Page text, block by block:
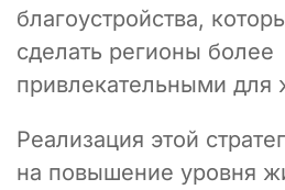
благоустройства,
сделать регионы более
привлекательными для
Реализация этой
на повышение уровня